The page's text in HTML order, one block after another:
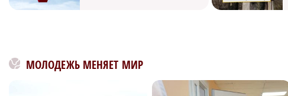
МОЛОДЕЖЬ МЕНЯЕТ МИР